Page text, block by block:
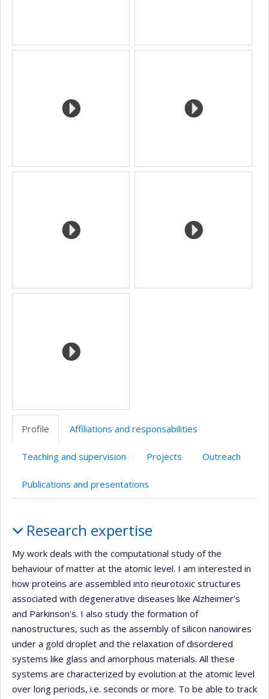
Profile Affiliations and responsabilities
Teaching and supervision Projects Outreach
Publications and presentations
Research expertise
My work deals with the computational study of the
behaviour of matter at the atomic level. I am interested in
how proteins are assembled into neurotoxic structures
associated with degenerative diseases like Alzheimer's
and Parkinson's. I also study the formation of
nanostructures, such as the assembly of silicon nanowires
under a gold droplet and the relaxation of disordered
systems like glass and amorphous materials. All these
systems are characterized by evolution at the atomic level
over long periods, i.e. seconds or more. To be able to track